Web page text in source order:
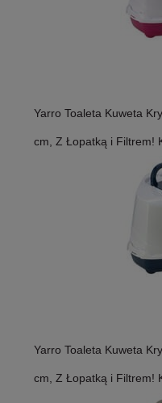
Yarro Toaleta Kuweta
cm, Z Łopatką i Filtrem!
Yarro Toaleta Kuweta
cm, Z Łopatką i Filtrem!